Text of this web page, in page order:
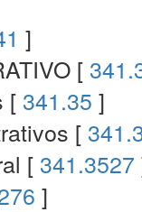
]
[
[ 341.35 ]
[
[ 341.3527
]